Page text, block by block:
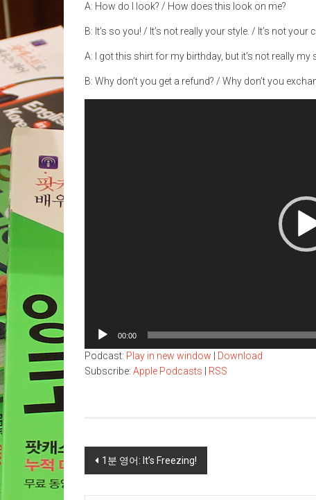
A: How do I look? / How does this look on me?
B: It’s so you! / It’s not really your style. / It’s not your
A: I got this shirt for my birthday, but it’s not really my
B: Why don’t you get a refund? / Why don’t you
00:00
Podcast: Play in new window
Download
Subscribe: Apple Podcasts RSS
Post
1분 영어: It’s Freezing!